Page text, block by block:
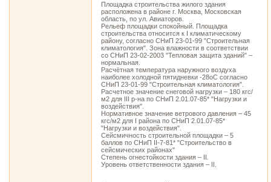
Площадка строительства жилого здания
расположена в районе г. Москва, Московская
область, по ул. Авиаторов.
Рельеф площадки спокойный. Площадка
строительства относится к I климатическому
району, согласно СНиП 23-01-99 "Строительная
климатология". Зона влажности в соответствии
со СНиП 23-02-2003 "Тепловая защита зданий" –
нормальная.
Расчётная температура наружного воздуха
наиболее холодной пятидневки -28оС согласно
СНиП 23-01-99 "Строительная климатология".
Расчетное значение снеговой нагрузки – 180 кгс/
м2 для III р-на по СНиП 2.01.07-85* "Нагрузки и
воздействия".
Нормативное значение ветрового давления – 45
кгс/м2 для I района по СНиП 2.01.07-85*
"Нагрузки и воздействия".
Сейсмичность строительной площадки – 5
баллов по СНиП II-7-81* "Строительство в
сейсмических районах"
Степень огнестойкости здания – II.
Уровень ответственности здания – II.